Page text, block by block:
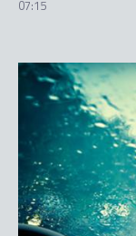
07:15